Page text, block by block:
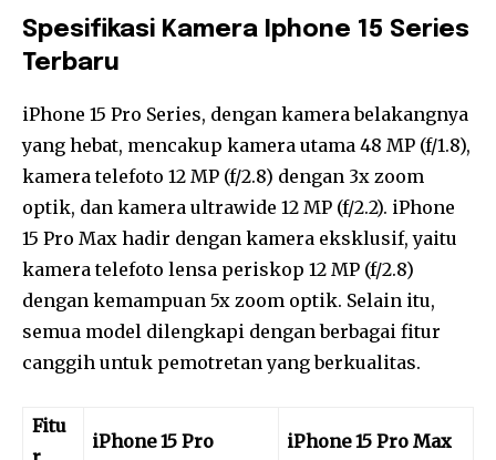
Spesifikasi Kamera Iphone 15 Series
Terbaru
iPhone 15 Pro Series, dengan kamera belakangnya
yang hebat, mencakup kamera utama 48 MP (f/1.8),
kamera telefoto 12 MP (f/2.8) dengan 3x zoom
optik, dan kamera ultrawide 12 MP (f/2.2). iPhone
15 Pro Max hadir dengan kamera eksklusif, yaitu
kamera telefoto lensa periskop 12 MP (f/2.8)
dengan kemampuan 5x zoom optik. Selain itu,
semua model dilengkapi dengan berbagai fitur
canggih untuk pemotretan yang berkualitas.
Fitu
iPhone 15 Pro iPhone 15 Pro Max